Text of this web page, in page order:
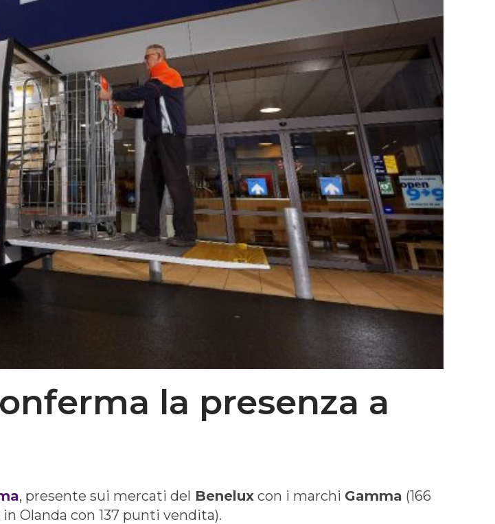
la presenza a
, presente sui mercati del Benelux con i marchi Gamma (166
Olanda con 137 punti vendita).